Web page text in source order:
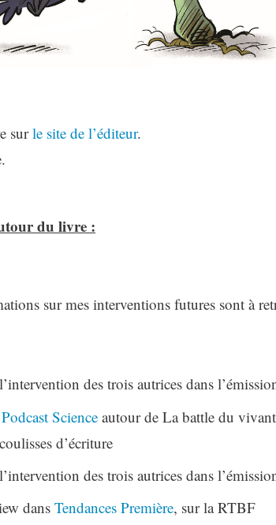
surle site de l’éditeur.
du livre :
sur mes interventions futures sont à
des trois autrices dans
Podcast Science autour de La battle du
d’écriture
des trois autrices dans
dans Tendances Première, sur la RTBF